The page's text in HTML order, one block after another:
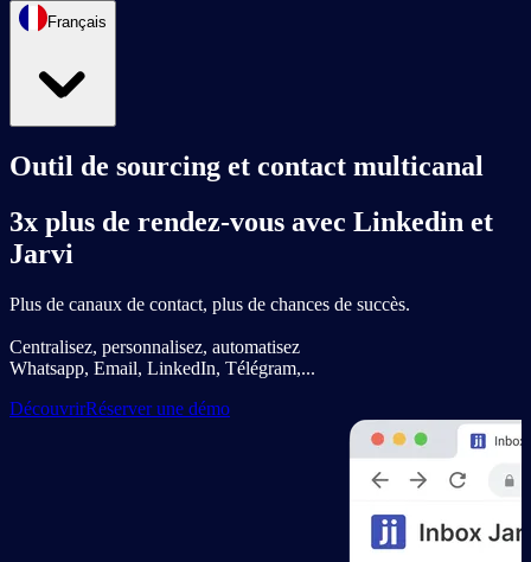
Français
Outil de sourcing et contact multicanal
3x plus de rendez-vous avec Linkedin et
Jarvi
Plus de canaux de contact, plus de chances de succès.
Centralisez, personnalisez, automatisez
Whatsapp, Email, LinkedIn, Télégram,...
DécouvrirRéserver une démo